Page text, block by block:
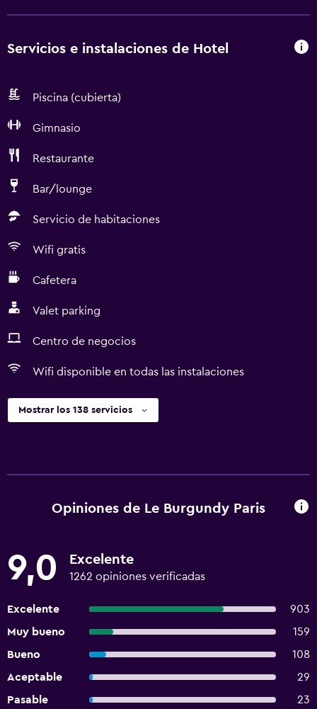
Servicios e instalaciones de Hotel
Piscina (cubierta)
Gimnasio
Restaurante
Bar/lounge
Servicio de habitaciones
Wifi gratis
Cafetera
Valet parking
Centro de negocios
Wifi disponible en todas las instalaciones
Mostrar los 138 servicios
Opiniones de Le Burgundy Paris
9,0 Excelente
1262 opiniones verificadas
Excelente
903
Muy bueno
159
Bueno
108
Aceptable
29
Pasable
23